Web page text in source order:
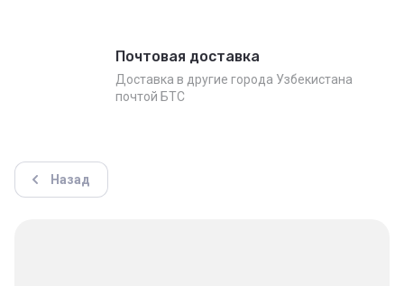
Почтовая доставка
Доставка в другие города Узбекистана
почтой БТС
Назад